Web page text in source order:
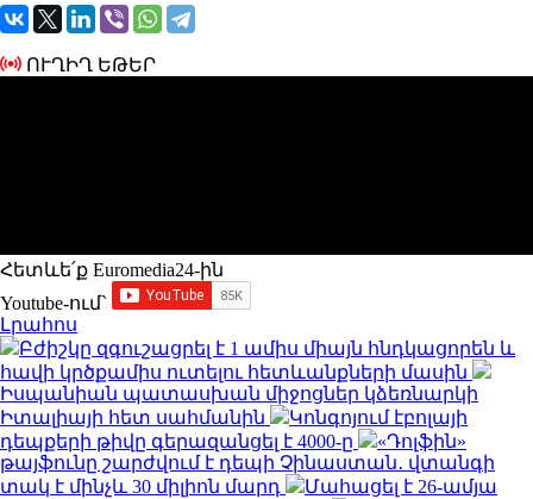
ՈՒՂԻՂ ԵԹԵՐ
Հետևե՛ք Euromedia24-ին
Youtube-ում`
Լրահոս
Բժիշկը զգուշացրել է 1 ամիս միայն հնդկացորեն և
հավի կրծքամիս ուտելու հետևանքների մասին
Իսպանիան պատասխան միջոցներ կձեռնարկի
Իտալիայի հետ սահմանին
Կոնգոյում էբոլայի
դեպքերի թիվը գերազանցել է 4000-ը
«Դոլֆին»
թայֆունը շարժվում է դեպի Չինաստան․ վտանգի
տակ է մինչև 30 միլիոն մարդ
Մահացել է 26-ամյա